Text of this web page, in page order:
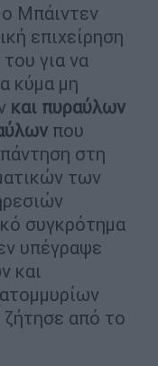
Μπάιντεν
επιχείρηση
για να
κύμα μη
και πυραύλων
που
στη
των
συγκρότημα
υπέγραψε
και
ζήτησε από το